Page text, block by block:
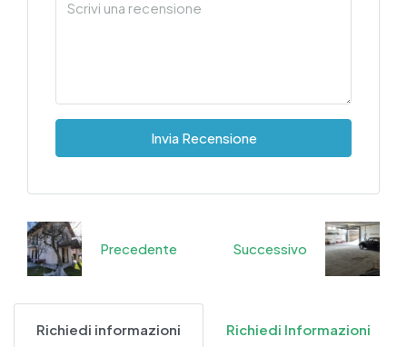
Invia Recensione
Precedente Successivo
Richiedi informazioni Richiedi Informazioni